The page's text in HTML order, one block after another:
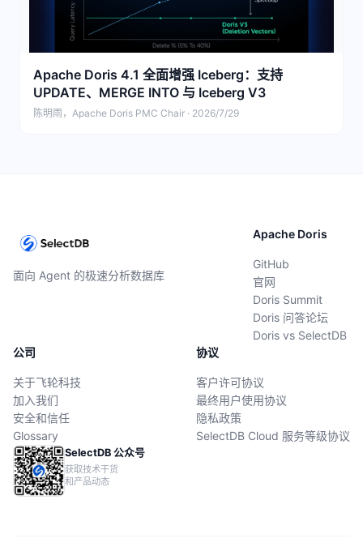
Apache Doris 4.1 全面增强 Iceberg：支持
UPDATE、MERGE INTO 与 Iceberg V3
陈明雨，Apache Doris PMC Chair · 2026/7/29
面向 Agent 的极速分析数据库
Apache Doris
GitHub
官网
Doris Summit
Doris 问答论坛
Doris vs SelectDB
公司
关于飞轮科技
加入我们
安全和信任
Glossary
协议
客户许可协议
最终用户使用协议
隐私政策
SelectDB Cloud 服务等级协议
SelectDB 公众号
获取技术干货
和产品动态